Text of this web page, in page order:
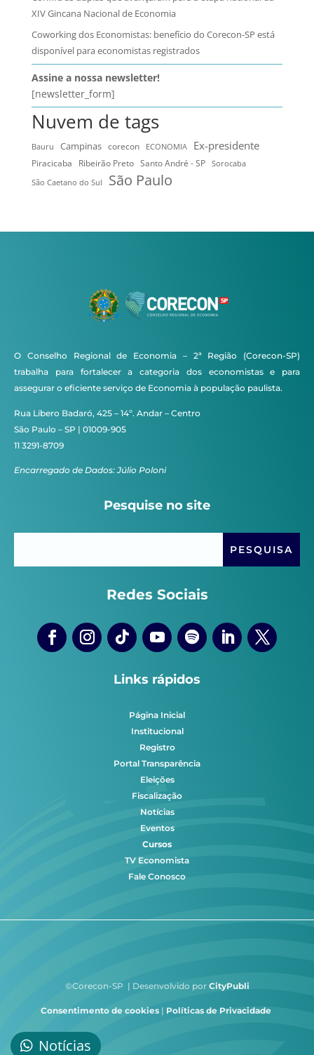
XIV Gincana Nacional de Economia
Coworking dos Economistas: benefício do Corecon-SP está
disponível para economistas registrados
Assine a nossa newsletter!
[newsletter_form]
Nuvem de tags
Bauru Campinas corecon ECONOMIA Ex-presidente
Piracicaba Ribeirão Preto Santo André - SP
Sorocaba
São Caetano do Sul
São Paulo
O Conselho Regional de Economia – 2ª Região (Corecon-SP)
trabalha para fortalecer a categoria dos economistas e para
assegurar o eficiente serviço de Economia à população paulista.
Rua Líbero Badaró, 425 – 14º. Andar – Centro
São Paulo – SP | 01009-905
11 3291-8709
Encarregado de Dados: Júlio Poloni
Pesquise no site
Redes Sociais
Links rápidos
Página Inicial
Institucional
Registro
Portal Transparência
Eleições
Fiscalização
Notícias
Eventos
Cursos
TV Economista
Fale Conosco
©Corecon-SP | Desenvolvido por CityPubli
Consentimento de cookies | Políticas de Privacidade
Notícias